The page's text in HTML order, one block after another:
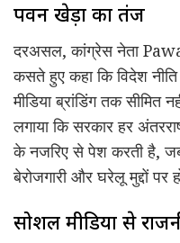
पवन खेड़ा का तंज
दरअसल, कांग्रेस नेता
कसते हुए कहा कि विदेश
मीडिया ब्रांडिंग तक सीमित
लगाया कि सरकार हर
के नजरिए से पेश करती है,
बेरोजगारी और घरेलू मुद्दों पर
सोशल मीडिया से